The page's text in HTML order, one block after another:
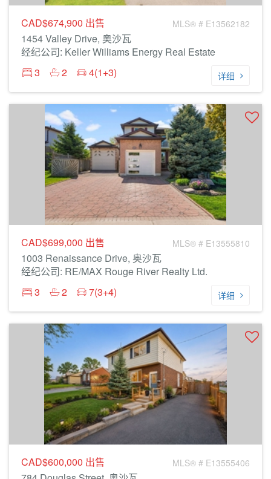
CAD$674,900 出售 MLS® # E13562182
1454 Valley Drive, 奥沙瓦
经纪公司: Keller Williams Energy Real Estate
3
2 4(1+3) 详细
CAD$699,000 出售 MLS® # E13555810
1003 Renaissance Drive, 奥沙瓦
经纪公司: RE/MAX Rouge River Realty Ltd.
3
2 7(3+4) 详细
CAD$600,000 出售 MLS® # E13555406